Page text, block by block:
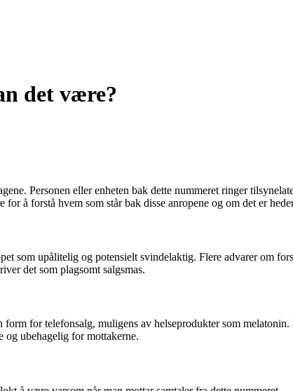
det være?
Personen eller enheten bak dette nummeret ringer
å forstå hvem som står bak disse anropene og om det er
som upålitelig og potensielt svindelaktig. Flere advarer om
det som plagsomt salgsmas.
for telefonsalg, muligens av helseprodukter som
og ubehagelig for mottakerne.